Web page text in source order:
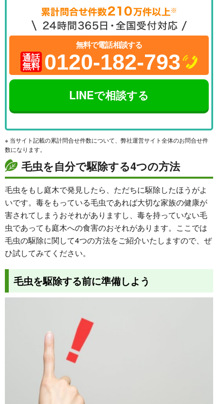
無料で電話相談する
通話
無料 0120-182-793
LINEで相談する
※ 当サイト記載の累計問合せ件数について、弊社運営サイト全体のお問合せ件
数になります。
毛虫を自分で駆除する4つの方法
毛虫をもし庭木で発見したら、ただちに駆除したほうがよ
いです。毒をもっている毛虫であれば大切な家族の健康が
害されてしまうおそれがありますし、毒を持っていない毛
虫であっても庭木への食害のおそれがあります。ここでは
毛虫の駆除に関して4つの方法をご紹介いたしますので、ぜ
ひ試してみてください。
毛虫を駆除する前に準備しよう